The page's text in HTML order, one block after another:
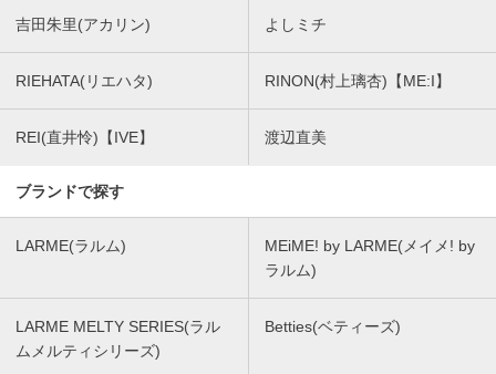
吉田朱里(アカリン) よしミチ
RIEHATA(リエハタ) RINON(村上璃杏)【ME:I】
REI(直井怜)【IVE】 渡辺直美
ブランドで探す
LARME(ラルム)
MEiME! by LARME(メイメ! by
ラルム)
LARME MELTY SERIES(ラル
ムメルティシリーズ)
Betties(ベティーズ)